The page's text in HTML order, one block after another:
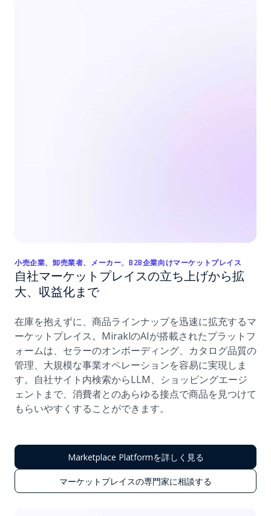
小売企業、卸売業者、メーカー、B2B企業向けマーケットプレイス
自社マーケットプレイスの立ち上げから拡
大、収益化まで
在庫を抱えずに、商品ラインナップを迅速に拡充するマ
ーケットプレイス。MiraklのAIが搭載されたプラットフ
ォームは、セラーのオンボーディング、カタログ品質の
管理、大規模な事業オペレーションを容易に実現しま
す。自社サイト内検索からLLM、ショッピングエージ
ェントまで、消費者とのあらゆる接点で商品を見つけて
もらいやすくすることができます。
Marketplace Platformを詳しく見る
マーケットプレイスの専門家に相談する